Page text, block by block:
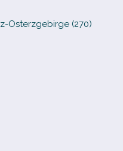
​Osterzgebirge (270)